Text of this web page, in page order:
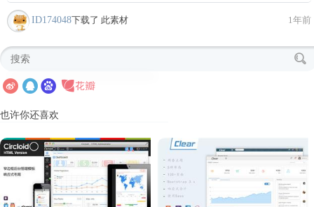
ID174048下载了 此素材 1年前
也许你还喜欢